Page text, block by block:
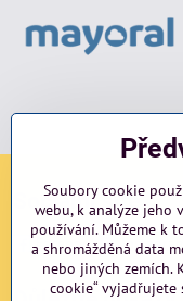
Sociální sítě
Facebook
Soubory cookie
webu, k analýze jeho
používání. Můžeme k
a shromážděná data
nebo jiných zemích.
cookie“ vyjadřujete